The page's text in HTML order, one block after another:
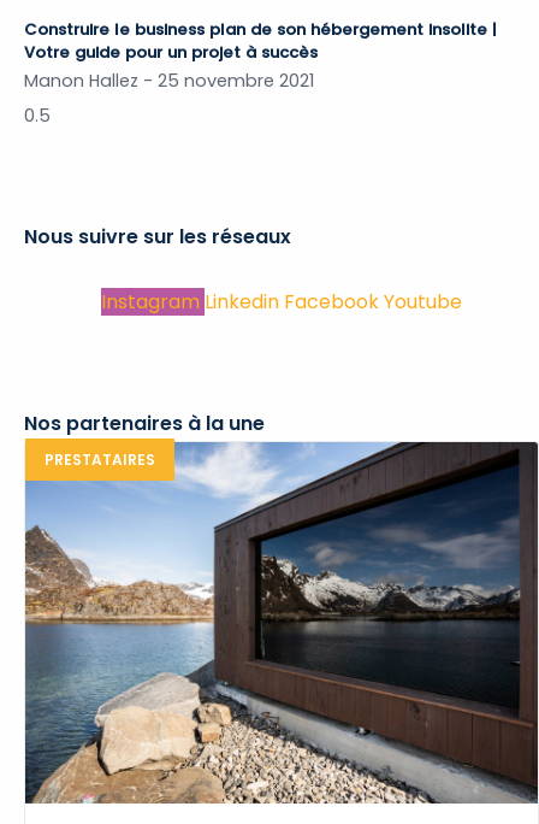
Construire le business plan de son hébergement insolite |
Votre guide pour un projet à succès
Manon Hallez 25 novembre 2021
Nous suivre sur les réseaux
Instagram Linkedin FacebookYoutube
Nos partenaires à la une
PRESTATAIRES